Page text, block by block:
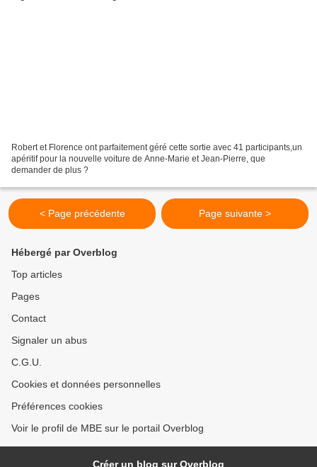
Robert et Florence ont parfaitement géré cette sortie avec 41 participants,un
apéritif pour la nouvelle voiture de Anne-Marie et Jean-Pierre, que
demander de plus ?
< Page précédente Page suivante >
Hébergé par Overblog
Top articles
Pages
Contact
Signaler un abus
C.G.U.
Cookies et données personnelles
Préférences cookies
Voir le profil de MBE sur le portail Overblog
Créer un blog sur Overblog